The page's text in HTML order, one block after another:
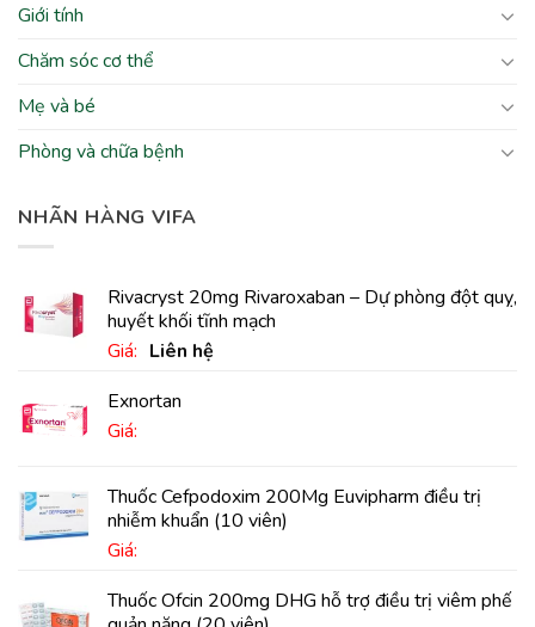
Giới tính
Chăm sóc cơ thể
Mẹ và bé
Phòng và chữa bệnh
NHÃN HÀNG VIFA
Rivacryst 20mg Rivaroxaban – Dự phòng đột quỵ,
huyết khối tĩnh mạch
Giá: Liên hệ
Exnortan
Giá:
Thuốc Cefpodoxim 200Mg Euvipharm điều trị
nhiễm khuẩn (10 viên)
Giá:
Thuốc Ofcin 200mg DHG hỗ trợ điều trị viêm phế